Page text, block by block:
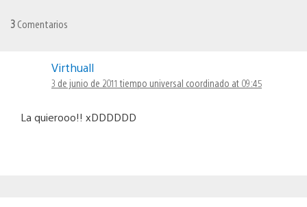
3 Comentarios
Virthuall
3 de junio de 2011 tiempo universal coordinado at 09:45
La quierooo!! xDDDDDD